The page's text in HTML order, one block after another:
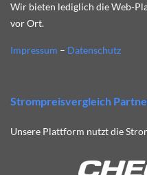
Wir bieten lediglich die Web-
vor Ort.
Impressum – Datenschutz
Strompreisvergleich
Unsere Plattform nutzt die